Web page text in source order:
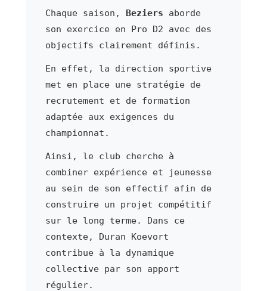
Chaque saison, Beziers aborde
son exercice en Pro D2 avec des
objectifs clairement définis.
En effet, la direction sportive
met en place une stratégie de
recrutement et de formation
adaptée aux exigences du
championnat.
Ainsi, le club cherche à
combiner expérience et jeunesse
au sein de son effectif afin de
construire un projet compétitif
sur le long terme. Dans ce
contexte, Duran Koevort
contribue à la dynamique
collective par son apport
régulier.